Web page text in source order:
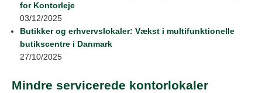
for Kontorleje
03/12/2025
Butikker og erhvervslokaler: Vækst i multifunktionelle
butikscentre i Danmark
27/10/2025
Mindre servicerede kontorlokaler